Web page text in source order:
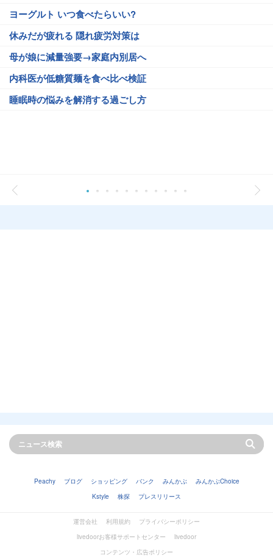
ヨーグルト いつ食べたらいい?
休みだが疲れる 隠れ疲労対策は
母が娘に減量強要→家庭内別居へ
内科医が低糖質麺を食べ比べ検証
睡眠時の悩みを解消する過ごし方
Peachy ブログ ショッピング バンク みんかぶ
みんかぶChoice
Kstyle
株探 プレスリリース
運営会社 利用規約
プライバシーポリシー
livedoorお客様サポートセンター
livedoor
コンテンツ・広告ポリシー